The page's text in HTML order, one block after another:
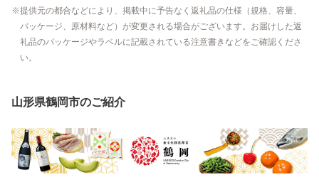
提供元の都合などにより、掲載中に予告なく返礼品の仕様（規格、容量、
パッケージ、原材料など）が変更される場合がございます。お届けした返
礼品のパッケージやラベルに記載されている注意書きなどをご確認くださ
い。
山形県鶴岡市のご紹介